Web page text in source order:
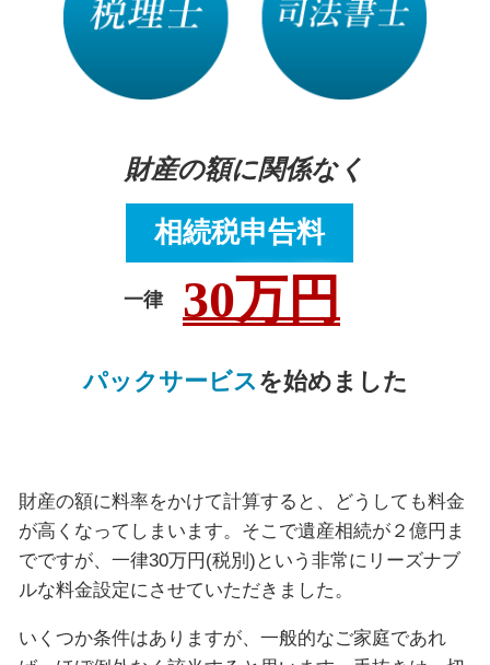
財産の額に関係なく
相続税申告料
一律 30万円
パックサービス を始めました
財産の額に料率をかけて計算すると、どうしても料金
が高くなってしまいます。そこで遺産相続が２億円ま
でですが、一律30万円(税別)という非常にリーズナブ
ルな料金設定にさせていただきました。
いくつか条件はありますが、一般的なご家庭であれ